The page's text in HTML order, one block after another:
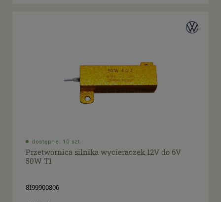
dostępne: 10 szt.
Przetwornica silnika wycieraczek 12V do 6V
50W T1
8199900806